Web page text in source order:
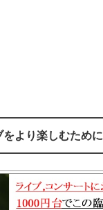
より楽しむために